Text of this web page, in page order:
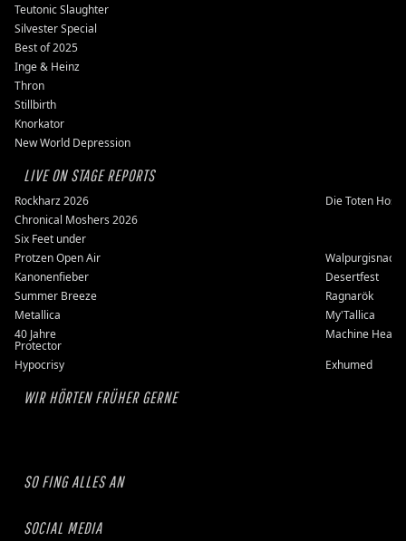
Teutonic Slaughter
Silvester Special
Best of 2025
Inge & Heinz
Thron
Stillbirth
Knorkator
New World Depression
LIVE ON STAGE REPORTS
Rockharz 2026
Die Toten
Chronical Moshers 2026
Six Feet under
Protzen Open Air
Walpurgisnacht
Kanonenfieber
Desertfest
Summer Breeze
Ragnarök
Metallica
My'Tallica
40 Jahre
Protector
Machine Head
Hypocrisy
Exhumed
WIR HÖRTEN FRÜHER GERNE
SO FING ALLES AN
SOCIAL MEDIA